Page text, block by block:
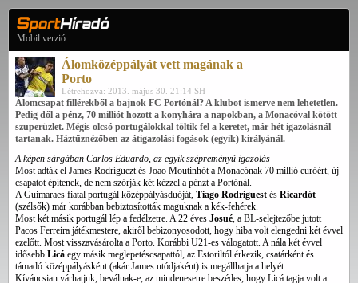
Mobil verzió
Álomközéppályát vett magának a
Porto
Létrehozva: 2013. május 30. 21:14 SH
Álomcsapat fillérekből a bajnok FC Portónál? A klubot ismerve nem lehetetlen.
Pedig dől a pénz, 70 milliót hozott a konyhára a napokban, a Monacóval kötött
szuperüzlet. Mégis olcsó portugálokkal töltik fel a keretet, már hét igazolásnál
tartanak. Háztűznézőben az átigazolási fogások (egyik) királyánál.
A képen sárgában Carlos Eduardo, az egyik szépreményű igazolás
Most adták el James Rodríguezt és Joao Moutinhót a Monacónak 70 millió euróért, új
csapatot építenek, de nem szórják két kézzel a pénzt a Portónál.
A Guimaraes fiatal portugál középpályásduóját, Tiago Rodriguest és Ricardót
(szélsők) már korábban bebiztosították maguknak a kék-fehérek.
Most két másik portugál lép a fedélzetre. A 22 éves Josué, a BL-selejtezőbe jutott
Pacos Ferreira játékmestere, akiről bebizonyosodott, hogy hiba volt elengedni két évvel
ezelőtt. Most visszavásárolta a Porto. Korábbi U21-es válogatott. A nála két évvel
idősebb Licá egy másik meglepetéscsapattól, az Estoriltól érkezik, csatárként és
támadó középpályásként (akár James utódjaként) is megállhatja a helyét.
Kíváncsian várhatjuk, beválnak-e, az mindenesetre beszédes, hogy Licá tagja volt a